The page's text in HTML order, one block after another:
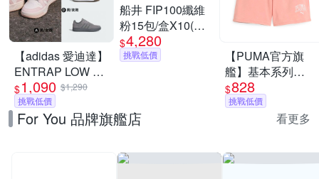
【adidas 愛迪達】
ENTRAP LOW 運
動休閒鞋 籃球鞋
復古 男鞋/女鞋 (多
款任選)
$1,090 $1,290
挑戰低價
船井 FIP100纖維
粉15包/盒X10(共
150日份)-調節血
脂/血糖/膽固醇_速
$4,280
挑戰低價
【PUMA官方旗
艦】基本系列
Puma Class
Washed 5吋短褲
女性 68503518
$828
挑戰低價
For You 品牌旗艦店 看更多